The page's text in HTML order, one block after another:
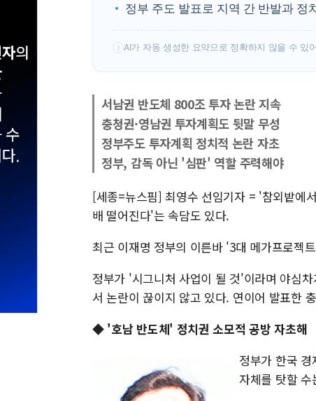
정부 주도 발표로 지역 간 반발과 정
! AI가 자동 생성한 요약으로 정확하지 않을 수 있
서남권 반도체 800조 투자 논란 지속
충청권·영남권 투자계획도 뒷말 무성
정부주도 투자계획 정치적 논란 자초
정부, 감독 아닌 '심판' 역할 주력해야
[세종=뉴스핌] 최영수 선임기자 = '참외밭에
배 떨어진다'는 속담도 있다.
최근 이재명 정부의 이른바 '3대 메가프로젝
정부가 '시그니처 사업이 될 것'이라며 야심
서 논란이 끊이지 않고 있다. 연이어 발표한
◆ '호남 반도체' 정치권 소모적 공방 자초해
정부가 한국
자체를 탓할 수